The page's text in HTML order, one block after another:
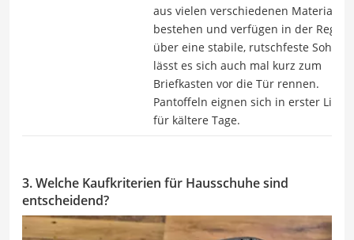
aus vielen verschiedenen Materialien
bestehen und verfügen in der Regel
über eine stabile, rutschfeste Sohle.
lässt es sich auch mal kurz zum
Briefkasten vor die Tür rennen.
Pantoffeln eignen sich in erster Linie
für kältere Tage.
3. Welche Kaufkriterien für Hausschuhe sind
entscheidend?